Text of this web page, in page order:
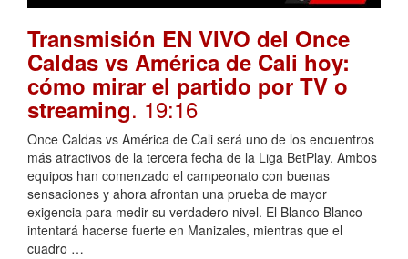
Transmisión EN VIVO del Once
Caldas vs América de Cali hoy:
cómo mirar el partido por TV o
streaming. 19:16
Once Caldas vs América de Cali será uno de los encuentros
más atractivos de la tercera fecha de la Liga BetPlay. Ambos
equipos han comenzado el campeonato con buenas
sensaciones y ahora afrontan una prueba de mayor
exigencia para medir su verdadero nivel. El Blanco Blanco
intentará hacerse fuerte en Manizales, mientras que el
cuadro …